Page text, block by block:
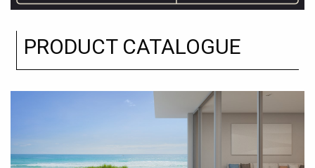
PRODUCT CATALOGUE